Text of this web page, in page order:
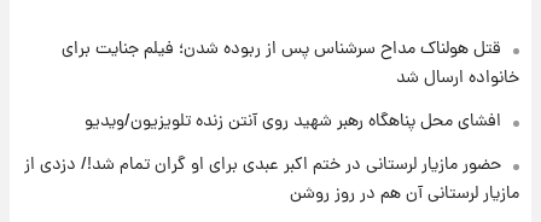
۱۹ ساعت پیش
۱۹ ساعت پیش
تصاویر عمامه بستن به شیوه خاتمی/ویدیو
قتل هولناک مداح سرشناس پس از ربوده شدن؛ فیلم جنایت برای
خانواده ارسال شد
افشای محل پناهگاه‌ رهبر شهید روی آنتن زنده تلویزیون/ویدیو
حضور مازیار لرستانی در ختم اکبر عبدی برای او گران تمام شد!/ دزدی از
مازیار لرستانی آن هم در روز روشن